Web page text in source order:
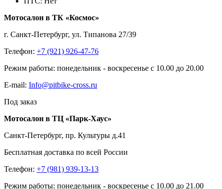
Мотосалон в ТК «Космос»
г. Санкт-Петербург, ул. Типанова 27/39
Телефон: +7 (921) 926-47-76
Режим работы: понедельник - воскресенье с 10.00 до 20.00
E-mail: Info@pitbike-cross.ru
Под заказ
Мотосалон в ТЦ «Парк-Хаус»
Санкт-Петербург, пр. Культуры д.41
Бесплатная доставка по всей России
Телефон: +7 (981) 939-13-13
Режим работы: понедельник - воскресенье с 10.00 до 21.00